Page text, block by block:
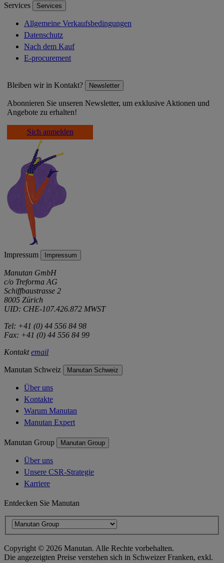
Services Services
Allgemeine Verkaufsbedingungen
Datenschutz
Nach dem Kauf
E-procurement
Bleiben wir in Kontakt? Newsletter
Abonnieren Sie unseren Newsletter, um exklusive Aktionen und
Angebote zu erhalten!
Sich anmelden
Impressum Impressum
Manutan GmbH
c/o Treforma AG
Schiffbaustrasse 2
8005 Zürich
UID: CHE-107.426.872 MWST
Tel: +41 (0) 44 556 84 98
Fax: +41 (0) 44 556 84 99
Kontaktemail
Manutan Schweiz Manutan Schweiz
Über uns
Kontakte
Warum Manutan
Manutan Expert
Manutan Group Manutan Group
Über uns
Unsere CSR-Strategie
Karriere
Entdecken Sie Manutan
Copyright © 2026 Manutan. Alle Rechte vorbehalten.
Die angezeigten Preise verstehen sich in Schweizer Franken, exkl.